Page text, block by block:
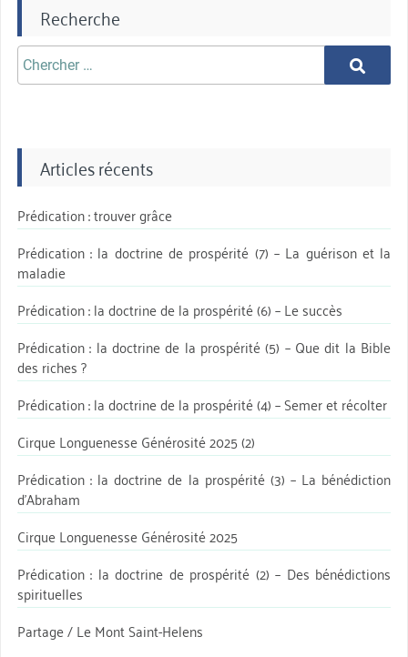
Recherche
Chercher
aprè:
Chercher
Articles récents
Prédication : trouver grâce
Prédication : la doctrine de prospérité (7) – La guérison et la
maladie
Prédication : la doctrine de la prospérité (6) – Le succès
Prédication : la doctrine de la prospérité (5) – Que dit la Bible
des riches ?
Prédication : la doctrine de la prospérité (4) – Semer et récolter
Cirque Longuenesse Générosité 2025 (2)
Prédication : la doctrine de la prospérité (3) – La bénédiction
d’Abraham
Cirque Longuenesse Générosité 2025
Prédication : la doctrine de prospérité (2) – Des bénédictions
spirituelles
Partage / Le Mont Saint-Helens